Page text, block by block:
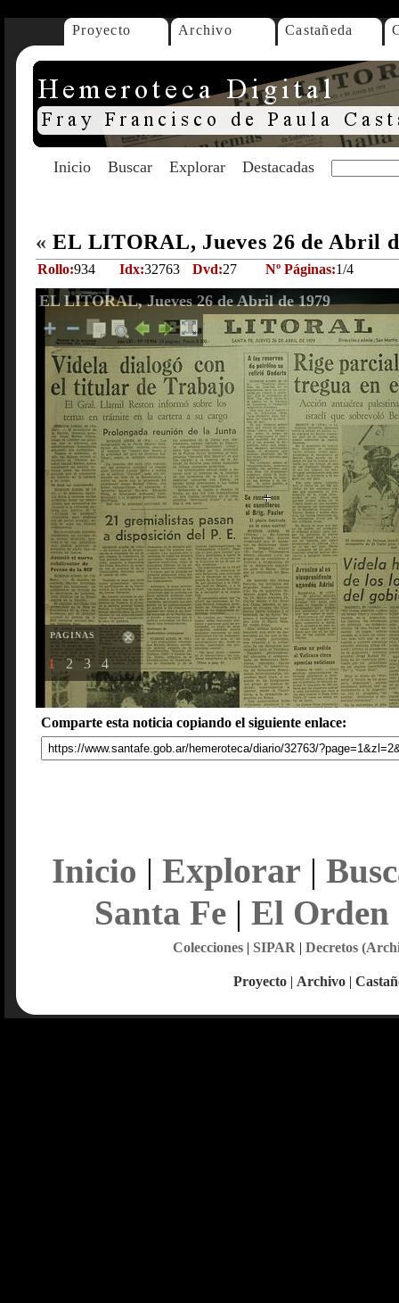
Proyecto Archivo Castañeda
Inicio Buscar Explorar Destacadas
« EL LITORAL, Jueves 26 de Abril
Rollo:934 Idx:32763 Dvd:27 Nº Páginas:1/4
EL LITORAL, Jueves 26 de Abril de 1979
PAGINAS
1 2 3 4
Comparte esta noticia copiando el siguiente enlace:
Inicio | Explorar |
Santa Fe| El Orden
Colecciones| SIPAR | Decretos
Proyecto | Archivo |